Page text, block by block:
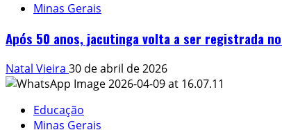
Minas Gerais
Após 50 anos, jacutinga volta a ser registrada
Natal Vieira 30 de abril de 2026
Educação
Minas Gerais